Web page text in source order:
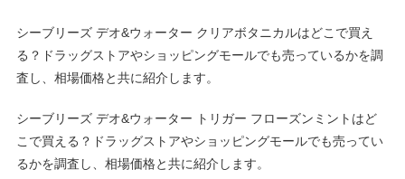
シーブリーズ デオ&ウォーター クリアボタニカルはどこで買え
る？ドラッグストアやショッピングモールでも売っているかを調
査し、相場価格と共に紹介します。
シーブリーズ デオ&ウォーター トリガー フローズンミントはど
こで買える？ドラッグストアやショッピングモールでも売ってい
るかを調査し、相場価格と共に紹介します。